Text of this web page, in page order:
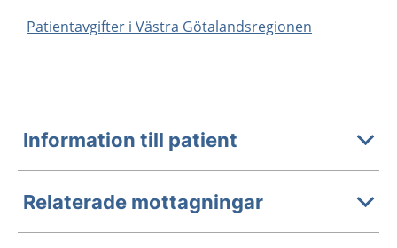
Patientavgifter i Västra Götalandsregionen
Information till patient
Relaterade mottagningar